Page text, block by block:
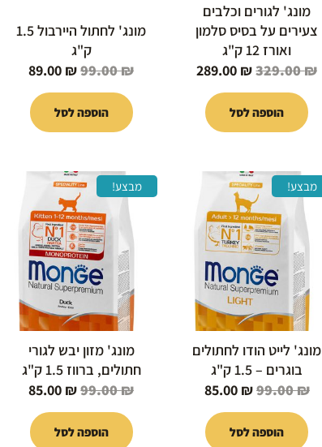
מונג' לגורים וכלבים
צעירים על בסיס סלמון
ואורז 12 ק"ג
329.00₪
289.00 ₪
הוספה לסל
מונג' לחתול היירבול 1.5
ק"ג
99.00₪
89.00 ₪
הוספה לסל
מבצע!
מונג' לייט הודו לחתולים
בוגרים – 1.5 ק"ג
99.00₪
המחיר
המקורי
היה:
99.00 ₪.
85.00 ₪
הוא:
הוספה לסל
מבצע!
מונג' מזון יבש לגורי
חתולים, ברווז 1.5 ק"ג
99.00₪
המחיר
המקורי
היה:
99.00 ₪.
85.00 ₪
הוא:
85.00 ₪.
הוספה לסל